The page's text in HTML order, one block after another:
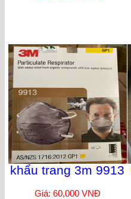
khẩu trang 3m 9913
Giá: 60,000 VNĐ